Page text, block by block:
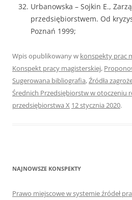
Urbanowska – Sojkin E.,
przedsiębiorstwem. Od
Poznań 1999;
Wpis opublikowany w konspekty prac
Konspekt pracy magisterskiej,
Sugerowana bibliografia,Źródła
Średnich Przedsiębiorstw w otoczeniu
przedsiębiorstwa X 12 stycznia 2020.
NAJNOWSZE KONSPEKTY
Prawo miejscowe w systemie źródeł